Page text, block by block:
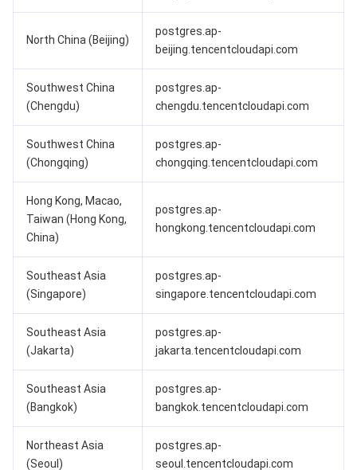
网络流日志
Anycast 公网加速
共享带宽包
VPN 连接
弹性公网 IP
全球应用加速
风险识别 RCE
游戏安全
云安全中心
漏洞扫描服务
防火墙管理
私有域解析 Private DNS
移动解析 HTTPDNS
DNSPod
云解析 DNS
腾讯电子签
腾讯会议
腾讯乐享
腾讯云企业网盘
大数据
弹性 MapReduce
Elasticsearch Service
流计算 Oceanus
腾讯云数据仓库 TCHouse-C
腾讯云数据仓库 TCHouse-D
腾讯云数据仓库 TCHouse-P
数据开发治理平台 WeData
腾讯云 BI
AI 基础产品
人脸识别
语音合成
机器翻译
文字识别
人脸融合
AI 应用产品
腾讯云智能数智人
AI 平台产品
智能音乐平台
腾讯云智能体开发平台
知识引擎原子能力
大模型图像创作引擎
大模型视频创作引擎
腾讯混元生3D
物联网
物联网通信
消息队列
消息队列 CKafka 版
消息队列 RocketMQ 版
消息队列 RabbitMQ 版
通信服务
短信
移动推送
实时互动
即时通信 IM
视频服务
North China (Beijing)
postgres.ap-
beijing.tencentcloudapi.com
Southwest China
(Chengdu)
postgres.ap-
chengdu.tencentcloudapi.com
Southwest China
(Chongqing)
postgres.ap-
chongqing.tencentcloudapi.com
Hong Kong, Macao,
Taiwan (Hong Kong,
China)
postgres.ap-
hongkong.tencentcloudapi.com
Southeast Asia
(Singapore)
postgres.ap-
singapore.tencentcloudapi.com
Southeast Asia
(Jakarta)
postgres.ap-
jakarta.tencentcloudapi.com
Southeast Asia
(Bangkok)
postgres.ap-
bangkok.tencentcloudapi.com
Northeast Asia
(Seoul)
postgres.ap-
seoul.tencentcloudapi.com